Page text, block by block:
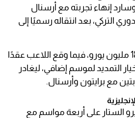
إنهاء تجربته مع أرسنال
التركي، بعد انتقاله رسميًا إلى
وبلغت قيمة الصفقة 18 مليون يورو، فيما وقع اللاعب عقدًا
التمديد لموسم إضافي، ليغادر
مع برايتون وأرسنال.
الستار على أربعة مواسم مع